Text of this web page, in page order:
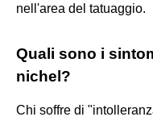
nell'area del tatuaggio.
Quali sono i
nichel?
Chi soffre di